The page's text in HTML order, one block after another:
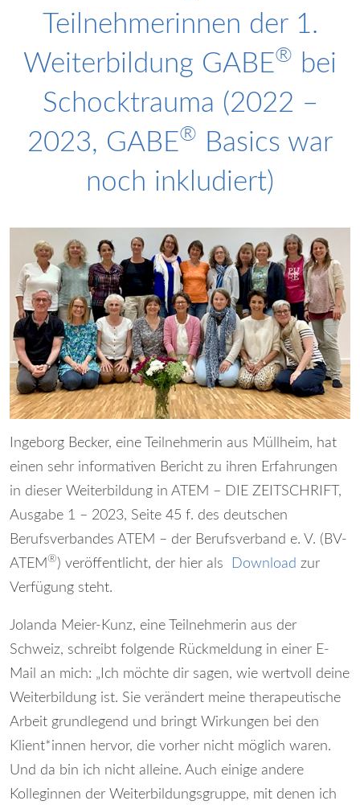
Teilnehmerinnen der 1.
Weiterbildung GABE® bei
Schocktrauma (2022 –
2023, GABE®
Basics war
noch inkludiert)
Ingeborg Becker, eine Teilnehmerin aus Müllheim, hat
einen sehr informativen Bericht zu ihren Erfahrungen
in dieser Weiterbildung in ATEM – DIE ZEITSCHRIFT,
Ausgabe 1 – 2023, Seite 45 f. des deutschen
Berufsverbandes ATEM – der Berufsverband e. V. (BV-
ATEM ®) veröffentlicht, der hier als Download zur
Verfügung steht.
Jolanda Meier-Kunz, eine Teilnehmerin aus der
Schweiz, schreibt folgende Rückmeldung in einer E-
Mail an mich: „Ich möchte dir sagen, wie wertvoll deine
Weiterbildung ist. Sie verändert meine therapeutische
Arbeit grundlegend und bringt Wirkungen bei den
Klient*innen hervor, die vorher nicht möglich waren.
Und da bin ich nicht alleine. Auch einige andere
Kolleginnen der Weiterbildungsgruppe, mit denen ich